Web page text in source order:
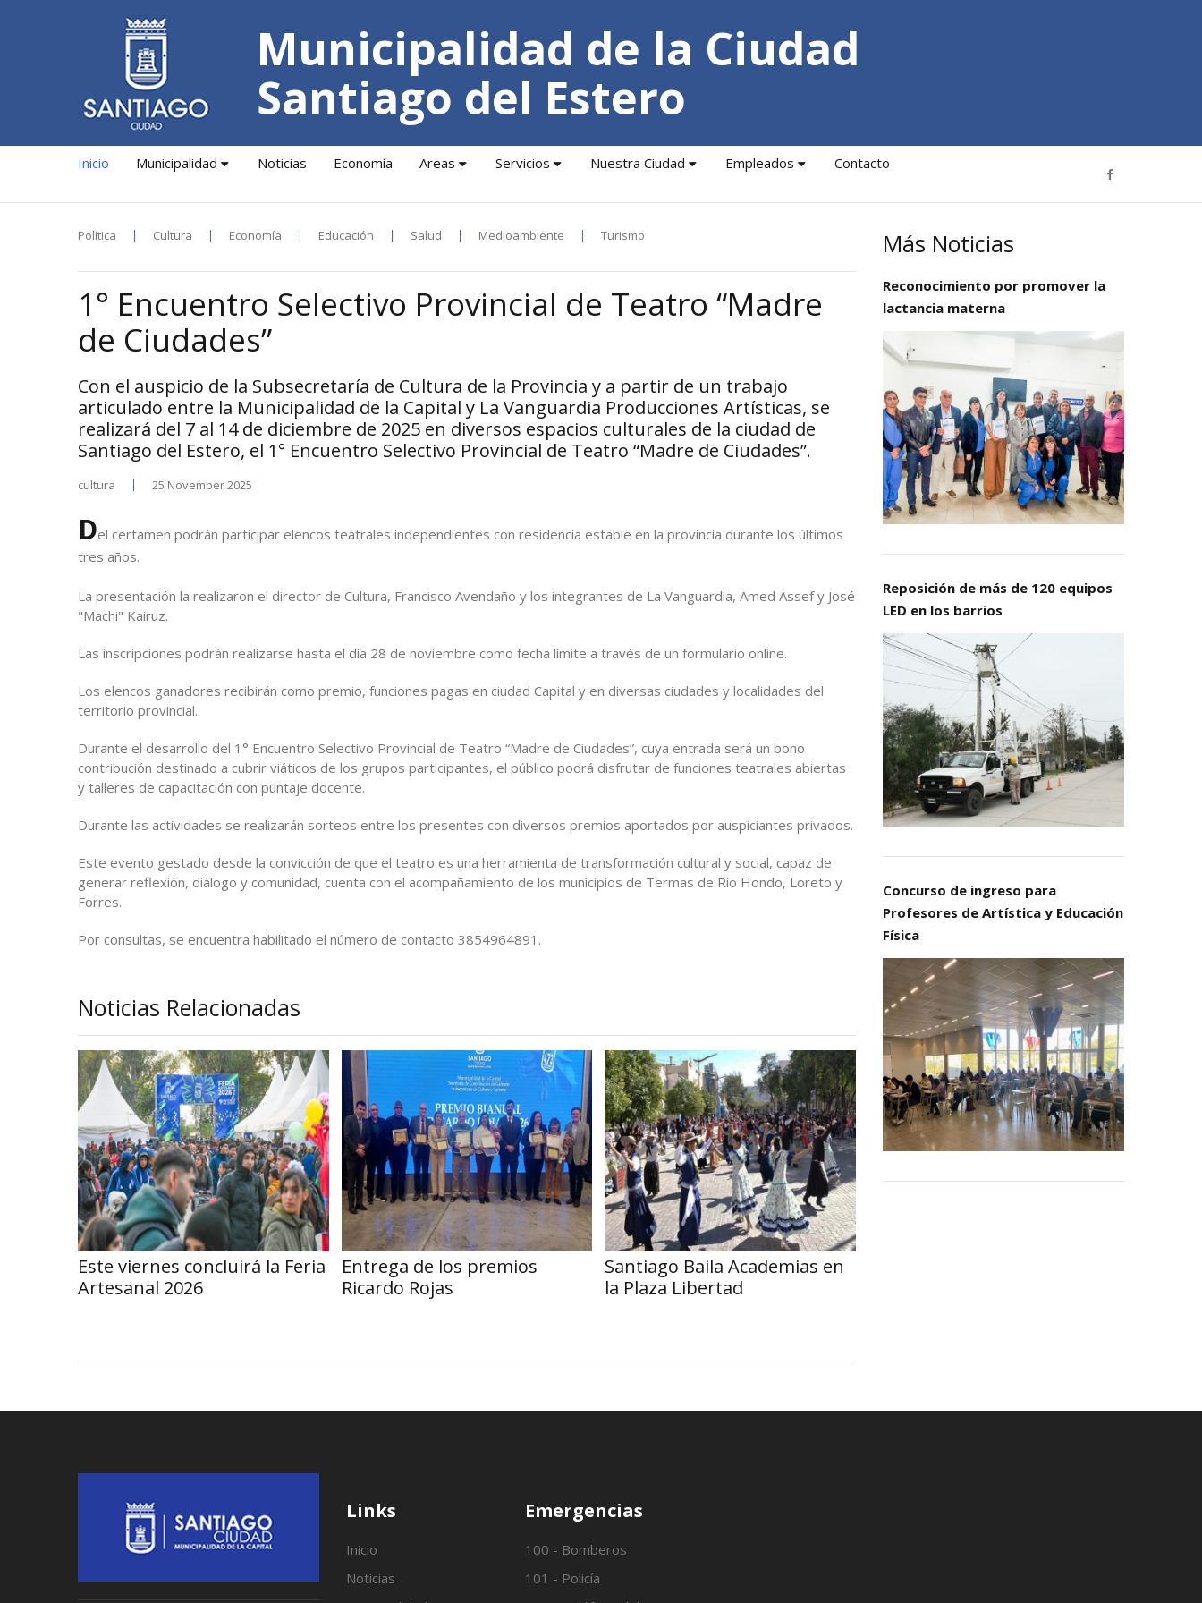
Municipalidad de la Ciudad
Santiago del Estero
Inicio Municipalidad Noticias Economía Areas Servicios Nuestra Ciudad Empleados Contacto
Política Cultura Economía Educación Salud Medioambiente Turismo
1° Encuentro Selectivo Provincial de Teatro “Madre
de Ciudades”
Con el auspicio de la Subsecretaría de Cultura de la Provincia y a partir de un trabajo
articulado entre la Municipalidad de la Capital y La Vanguardia Producciones Artísticas, se
realizará del 7 al 14 de diciembre de 2025 en diversos espacios culturales de la ciudad de
Santiago del Estero, el 1° Encuentro Selectivo Provincial de Teatro “Madre de Ciudades”.
cultura 25 November 2025
Del certamen podrán participar elencos teatrales independientes con residencia estable en la provincia durante los últimos
tres años.
La presentación la realizaron el director de Cultura, Francisco Avendaño y los integrantes de La Vanguardia, Amed Assef y José
"Machi" Kairuz.
Las inscripciones podrán realizarse hasta el día 28 de noviembre como fecha límite a través de un formulario online.
Los elencos ganadores recibirán como premio, funciones pagas en ciudad Capital y en diversas ciudades y localidades del
territorio provincial.
Durante el desarrollo del 1° Encuentro Selectivo Provincial de Teatro “Madre de Ciudades”, cuya entrada será un bono
contribución destinado a cubrir viáticos de los grupos participantes, el público podrá disfrutar de funciones teatrales abiertas
y talleres de capacitación con puntaje docente.
Durante las actividades se realizarán sorteos entre los presentes con diversos premios aportados por auspiciantes privados.
Este evento gestado desde la convicción de que el teatro es una herramienta de transformación cultural y social, capaz de
generar reflexión, diálogo y comunidad, cuenta con el acompañamiento de los municipios de Termas de Río Hondo, Loreto y
Forres.
Por consultas, se encuentra habilitado el número de contacto 3854964891.
Noticias Relacionadas
Este viernes concluirá la Feria
Artesanal 2026
Entrega de los premios
Ricardo Rojas
Santiago Baila Academias en
la Plaza Libertad
Más Noticias
Reconocimiento por promover la
lactancia materna
Reposición de más de 120 equipos
LED en los barrios
Concurso de ingreso para
Profesores de Artística y Educación
Física
Links
Inicio
Noticias
Emergencias
100 - Bomberos
101 - Policía